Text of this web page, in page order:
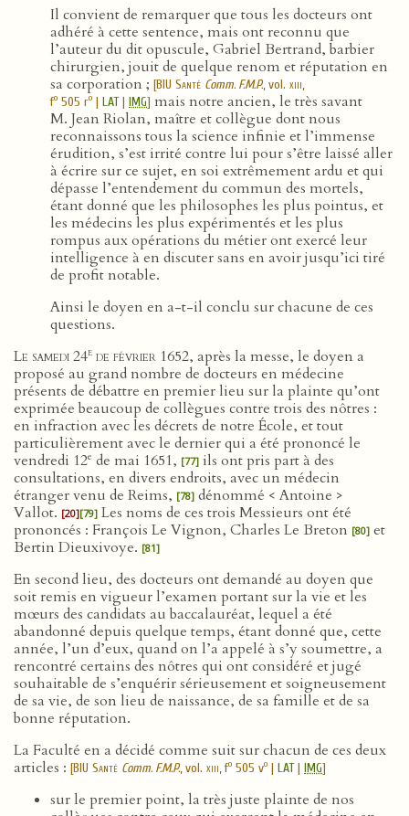
Il convient de remarquer que tous les docteurs ont
adhéré à cette sentence, mais ont reconnu que
l’auteur du dit opuscule, Gabriel Bertrand, barbier
chirurgien, jouit de quelque renom et réputation en
sa corporation ; [BIU Santé Comm. F.M.P., vol. xiii,
fo 505 ro | LAT| IMG] mais notre ancien, le très savant
M. Jean Riolan, maître et collègue dont nous
reconnaissons tous la science infinie et l’immense
érudition, s’est irrité contre lui pour s’être laissé aller
à écrire sur ce sujet, en soi extrêmement ardu et qui
dépasse l’entendement du commun des mortels,
étant donné que les philosophes les plus pointus, et
les médecins les plus expérimentés et les plus
rompus aux opérations du métier ont exercé leur
intelligence à en discuter sans en avoir jusqu’ici tiré
de profit notable.
Ainsi le doyen en a-t-il conclu sur chacune de ces
questions.
Le samedi 24e de février 1652, après la messe, le doyen a
proposé au grand nombre de docteurs en médecine
présents de débattre en premier lieu sur la plainte qu’ont
exprimée beaucoup de collègues contre trois des nôtres :
en infraction avec les décrets de notre École, et tout
particulièrement avec le dernier qui a été prononcé le
vendredi 12e de mai 1651, [77] ils ont pris part à des
consultations, en divers endroits, avec un médecin
étranger venu de Reims, [78] dénommé < Antoine >
Vallot. [20][79] Les noms de ces trois Messieurs ont été
prononcés : François Le Vignon, Charles Le Breton [80] et
Bertin Dieuxivoye. [81]
En second lieu, des docteurs ont demandé au doyen que
soit remis en vigueur l’examen portant sur la vie et les
mœurs des candidats au baccalauréat, lequel a été
abandonné depuis quelque temps, étant donné que, cette
année, l’un d’eux, quand on l’a appelé à s’y soumettre, a
rencontré certains des nôtres qui ont considéré et jugé
souhaitable de s’enquérir sérieusement et soigneusement
de sa vie, de son lieu de naissance, de sa famille et de sa
bonne réputation.
La Faculté en a décidé comme suit sur chacun de ces deux
articles : [BIU Santé Comm. F.M.P., vol. xiii, fo 505 vo | LAT| IMG]
sur le premier point, la très juste plainte de nos